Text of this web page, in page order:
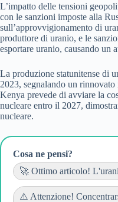
L’impatto delle tensioni
con le sanzioni imposte alla
sull’approvvigionamento di
produttore di uranio, e le
esportare uranio, causando un
La produzione statunitense di
2023, segnalando un rinnovato
Kenya prevede di avviare la
nucleare entro il 2027,
nucleare.
Cosa ne pensi?
🚀 Ottimo articolo!
⚠️ Attenzione!